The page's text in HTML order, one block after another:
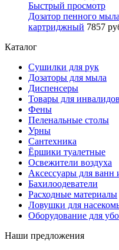
Быстрый просмотр
Дозатор пенного
картриджный 7857
Каталог
Сушилки для рук
Дозаторы для мыла
Диспенсеры
Товары для
Фены
Пеленальные столы
Урны
Сантехника
Ёршики туалетные
Освежители воздуха
Аксессуары для ванн
Бахилоодеватели
Расходные материалы
Ловушки для
Оборудование для
Наши предложения